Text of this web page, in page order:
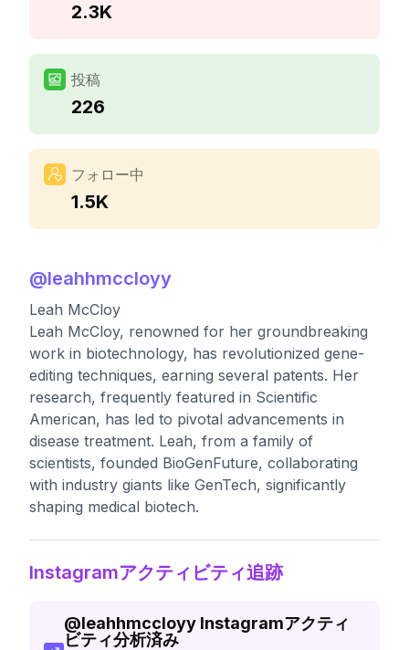
2.3K
投稿
226
フォロー中
1.5K
@leahhmccloyy
Leah McCloy
Leah McCloy, renowned for her groundbreaking
work in biotechnology, has revolutionized gene-
editing techniques, earning several patents. Her
research, frequently featured in Scientific
American, has led to pivotal advancements in
disease treatment. Leah, from a family of
scientists, founded BioGenFuture, collaborating
with industry giants like GenTech, significantly
shaping medical biotech.
Instagramアクティビティ追跡
@leahhmccloyy Instagramアクティ
ビティ分析済み